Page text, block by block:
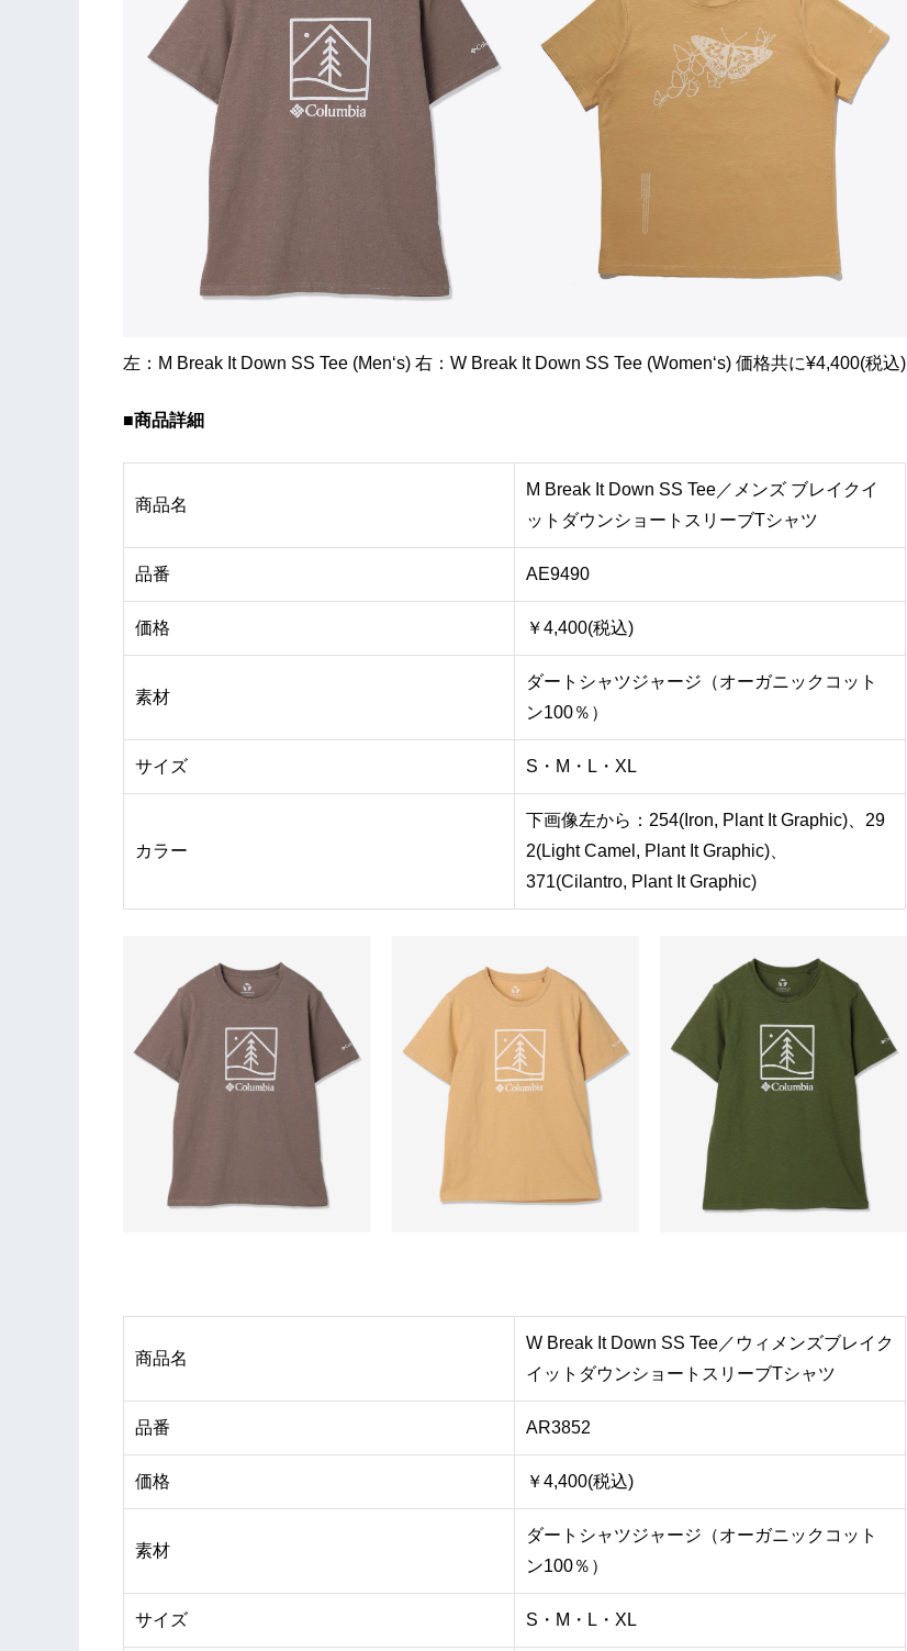
左：M Break It Down SS Tee (Men‘s) 右：W Break It Down SS Tee (Women‘s) 価格共に¥4,400(税込)
■商品詳細
商品名
M Break It Down SS Tee／メンズ ブレイクイ
ットダウンショートスリーブTシャツ
品番 AE9490
価格 ￥4,400(税込)
素材
ダートシャツジャージ（オーガニックコット
ン100％）
サイズ S・M・L・XL
カラー
下画像左から：254(Iron, Plant It Graphic)、29
2(Light Camel, Plant It Graphic)、
371(Cilantro, Plant It Graphic)
商品名
W Break It Down SS Tee／ウィメンズブレイク
イットダウンショートスリーブTシャツ
品番 AR3852
価格 ￥4,400(税込)
素材
ダートシャツジャージ（オーガニックコット
ン100％）
サイズ S・M・L・XL